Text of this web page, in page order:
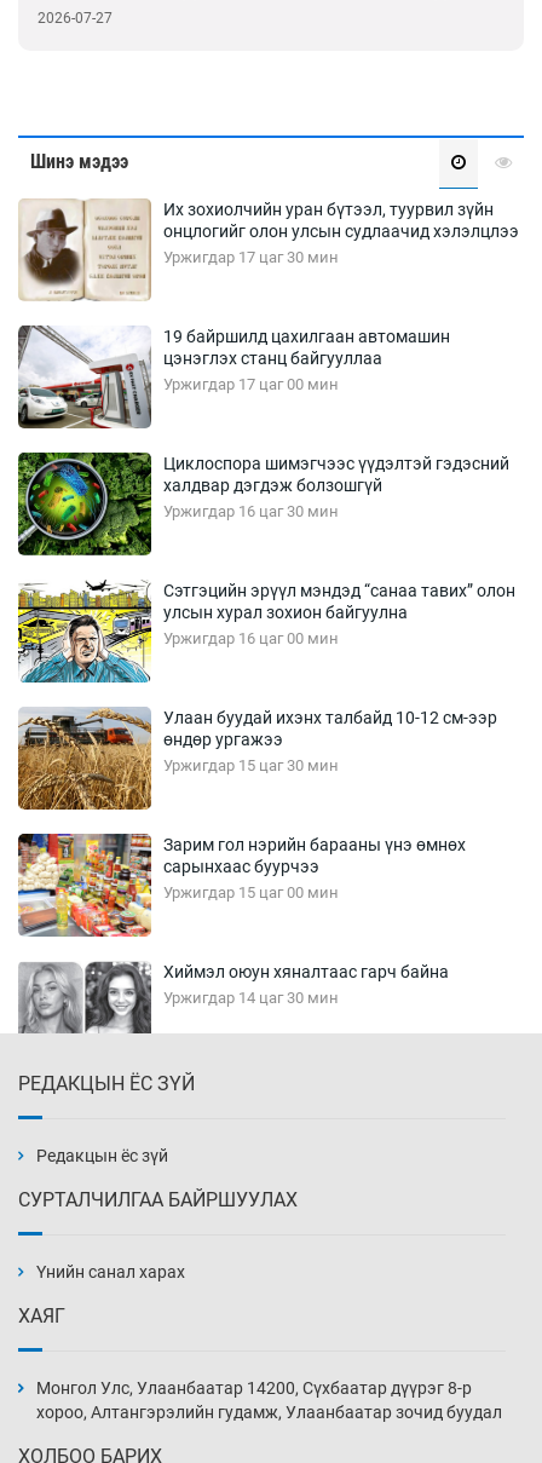
бүртгэлээ
2026-07-27
Шинэ мэдээ
Их зохиолчийн уран бүтээл, туурвил зүйн
онцлогийг олон улсын судлаачид хэлэлцлээ
Уржигдар 17 цаг 30 мин
19 байршилд цахилгаан автомашин
цэнэглэх станц байгууллаа
Уржигдар 17 цаг 00 мин
Циклоспора шимэгчээс үүдэлтэй гэдэсний
халдвар дэгдэж болзошгүй
Уржигдар 16 цаг 30 мин
Сэтгэцийн эрүүл мэндэд “санаа тавих” олон
улсын хурал зохион байгуулна
Уржигдар 16 цаг 00 мин
Улаан буудай ихэнх талбайд 10-12 см-ээр
өндөр ургажээ
Уржигдар 15 цаг 30 мин
Зарим гол нэрийн барааны үнэ өмнөх
сарынхаас буурчээ
Уржигдар 15 цаг 00 мин
Хиймэл оюун хяналтаас гарч байна
Уржигдар 14 цаг 30 мин
Уржигдар 14 цаг 00 мин
нэмэгджээ
Уржигдар 13 цаг 30 мин
РЕДАКЦЫН ЁС ЗҮЙ
Редакцын ёс зүй
СУРТАЛЧИЛГАА БАЙРШУУЛАХ
Үнийн санал харах
ХАЯГ
Монгол Улс, Улаанбаатар 14200, Сүхбаатар дүүрэг 8-р
хороо, Алтангэрэлийн гудамж, Улаанбаатар зочид буудал
ХОЛБОО БАРИХ